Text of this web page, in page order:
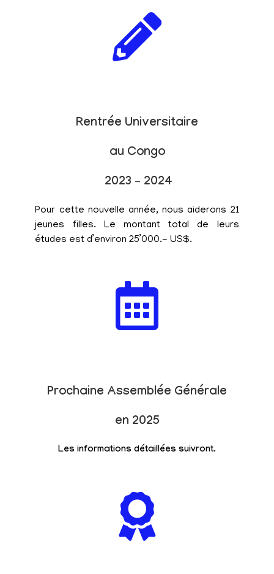
Rentrée Universitaire
au Congo
2023 – 2024
Pour cette nouvelle année, nous aiderons 21
jeunes filles. Le montant total de leurs
études est d’environ 25’000.- US$.
Prochaine Assemblée Générale
en 2025
Les informations détaillées suivront.